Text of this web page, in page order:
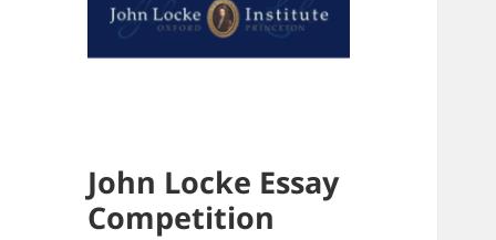
John Locke Essay
Competition